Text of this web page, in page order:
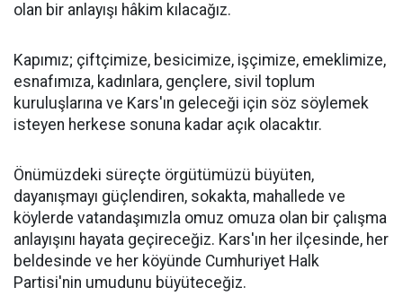
olan bir anlayışı hâkim kılacağız.
Kapımız; çiftçimize, besicimize, işçimize, emeklimize,
esnafımıza, kadınlara, gençlere, sivil toplum
kuruluşlarına ve Kars'ın geleceği için söz söylemek
isteyen herkese sonuna kadar açık olacaktır.
Önümüzdeki süreçte örgütümüzü büyüten,
dayanışmayı güçlendiren, sokakta, mahallede ve
köylerde vatandaşımızla omuz omuza olan bir çalışma
anlayışını hayata geçireceğiz. Kars'ın her ilçesinde, her
beldesinde ve her köyünde Cumhuriyet Halk
Partisi'nin umudunu büyüteceğiz.